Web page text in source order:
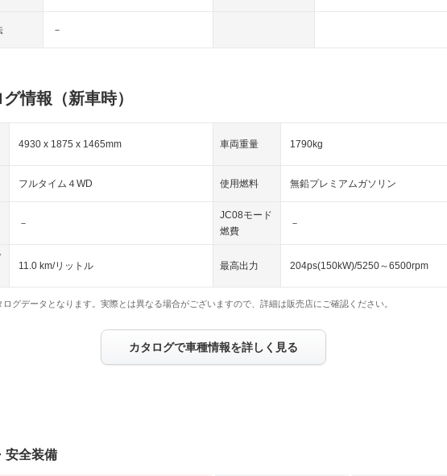
－
情報（新車時）
4930 x 1875 x 1465mm 車両重量 1790kg
フルタイム４WD 使用燃料 無鉛プレミアムガソリン
－
JC08モード
燃費
－
11.0 km/リットル 最高出力 204ps(150kW)/5250～6500rpm
グデータとなります。実際とは異なる場合がございますので、詳細は販売店にご確認ください。
カタログで車種情報を詳しく見る
安全装備